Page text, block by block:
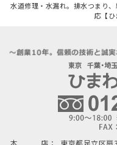
水道修理・水漏れ。排水つまり
応【
本 店：
東京都足立区扇